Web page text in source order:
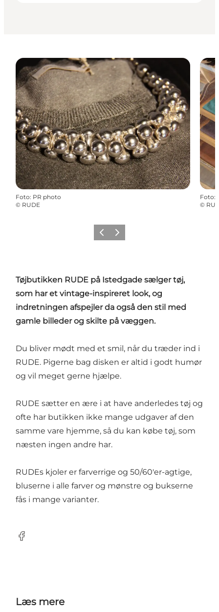
Foto: PR photo
© RUDE
Foto:
©
ForrigeNæste
Tøjbutikken RUDE på Istedgade sælger tøj,
som har et vintage-inspireret look, og
indretningen afspejler da også den stil med
gamle billeder og skilte på væggen.
Du bliver mødt med et smil, når du træder ind i
RUDE. Pigerne bag disken er altid i godt humør
og vil meget gerne hjælpe.
RUDE sætter en ære i at have anderledes tøj og
ofte har butikken ikke mange udgaver af den
samme vare hjemme, så du kan købe tøj, som
næsten ingen andre har.
RUDEs kjoler er farverrige og 50/60'er-agtige,
bluserne i alle farver og mønstre og bukserne
fås i mange varianter.
Facebook
Læs mere